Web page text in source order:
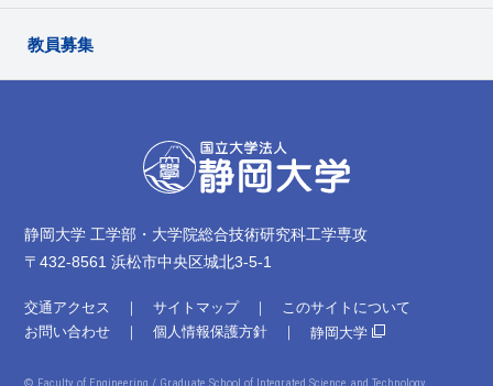
教員募集
静岡大学 工学部・大学院総合技術研究科工学専攻
〒432-8561 浜松市中央区城北3-5-1
交通アクセス サイトマップ
このサイトについて
お問い合わせ
個人情報保護方針 静岡大学